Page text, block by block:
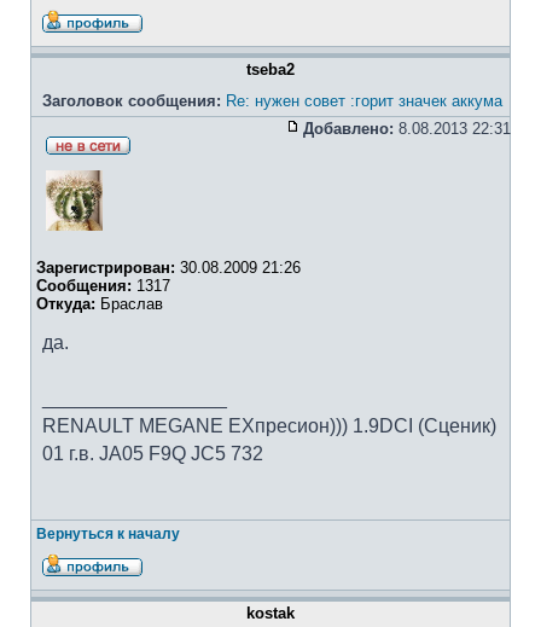
tseba2
Заголовок сообщения: Re: нужен совет :горит значек аккума
Добавлено: 8.08.2013 22:31
Зарегистрирован: 30.08.2009 21:26
Сообщения: 1317
Откуда: Браслав
да.
RENAULT MEGANE EXпресион))) 1.9DCI (Сценик)
01 г.в. JA05 F9Q JC5 732
Вернуться к началу
kostak